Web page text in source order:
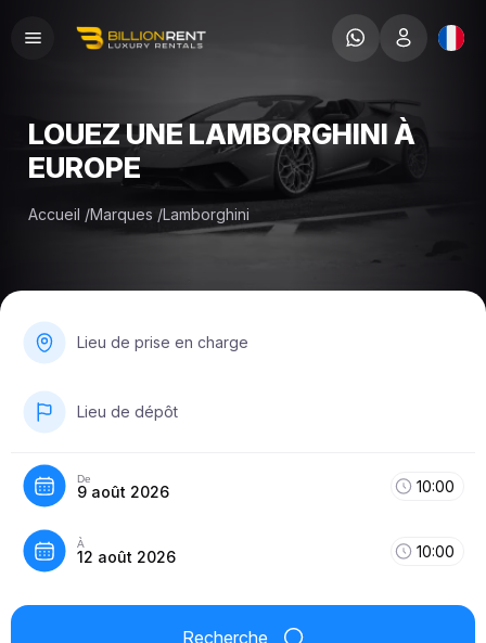
LOUEZ UNE LAMBORGHINI À
EUROPE
Accueil /Marques /Lamborghini
Lieu de prise en charge
Lieu de dépôt
De
9 août 2026 10:00
À
12 août 2026 10:00
Recherche